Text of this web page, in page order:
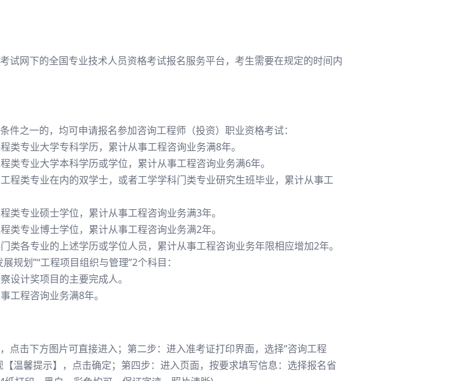
试网下的全国专业技术人员资格考试报名服务平台，考生需要在规定的时间内
件之一的，均可申请报名参加咨询工程师（投资）职业资格考试：
专业大学专科学历，累计从事工程咨询业务满8年。
专业大学本科学历或学位，累计从事工程咨询业务满6年。
程类专业在内的双学士，或者工学学科门类专业研究生班毕业，累计从事工
类专业硕士学位，累计从事工程咨询业务满3年。
类专业博士学位，累计从事工程咨询业务满2年。
各专业的上述学历或学位人员，累计从事工程咨询业务年限相应增加2年。
规划”“工程项目组织与管理”2个科目：
设计奖项目的主要完成人。
工程咨询业务满8年。
点击下方图片可直接进入；第二步：进入准考证打印界面，选择“咨询工程
温馨提示】，点击确定；第四步：进入页面，按要求填写信息：选择报名省